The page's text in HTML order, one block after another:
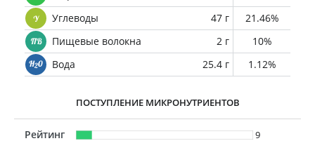
Углеводы
47 г
21.46%
Пищевые волокна
2 г
10%
Вода
25.4 г 1.12%
ПОСТУПЛЕНИЕ МИКРОНУТРИЕНТОВ
Рейтинг
9